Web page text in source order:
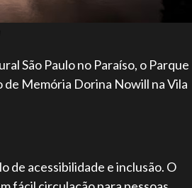
São Paulo no Paraíso, o Parque
Memória Dorina Nowill na Vila
de acessibilidade e inclusão. O